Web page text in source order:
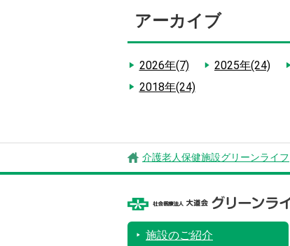
アーカイブ
2026年(7) 2025年(24)
2018年(24)
介護老人保健施設グリーンライフ
施設のご紹介